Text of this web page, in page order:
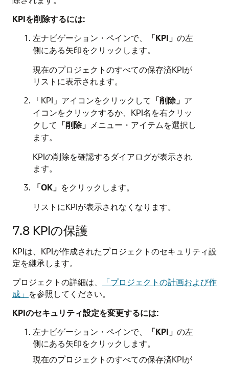
KPIを削除するには:
左ナビゲーション・ペインで、
「KPI」 の左
側にある矢印をクリックします。
現在のプロジェクトのすべての保存済KPIが
リストに表示されます。
「KPI」アイコンをクリックして 「削除」 ア
イコンをクリックするか、KPI名を右クリッ
クして 「削除」 メニュー・アイテムを選択し
ます。
KPIの削除を確認するダイアログが表示され
ます。
「OK」 をクリックします。
リストにKPIが表示されなくなります。
7.8 KPIの保護
KPIは、KPIが作成されたプロジェクトのセキュリティ設
定を継承します。
プロジェクトの詳細は、
「プロジェクトの計画および作
成」 を参照してください。
KPIのセキュリティ設定を変更するには:
左ナビゲーション・ペインで、
「KPI」 の左
側にある矢印をクリックします。
現在のプロジェクトのすべての保存済KPIが